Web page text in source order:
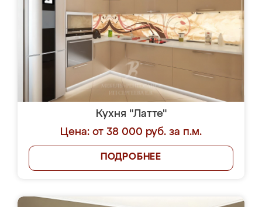
Кухня "Латте"
Цена: от 38 000 руб. за п.м.
ПОДРОБНЕЕ